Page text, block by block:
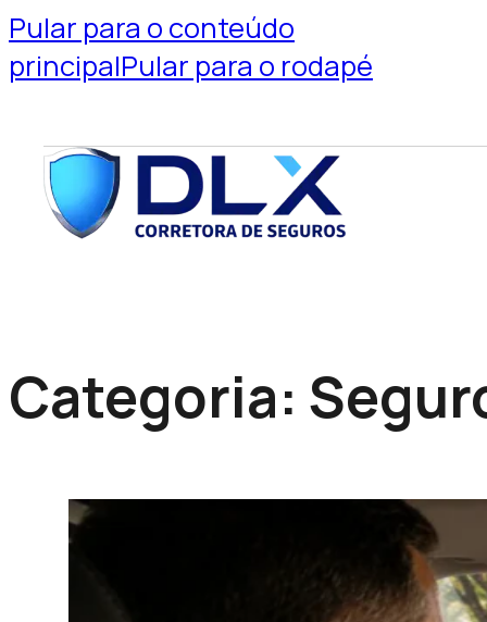
Pular para o conteúdo
principalPular para o rodapé
Categoria: